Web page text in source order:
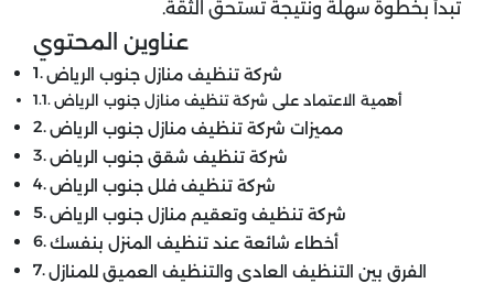
تبدأ بخطوة سهلة ونتيجة تستحق الثقة.
عناوين المحتوي
شركة تنظيف منازل جنوب الرياض
أهمية الاعتماد على شركة تنظيف منازل جنوب الرياض
مميزات شركة تنظيف منازل جنوب الرياض
شركة تنظيف شقق جنوب الرياض
شركة تنظيف فلل جنوب الرياض
شركة تنظيف وتعقيم منازل جنوب الرياض
أخطاء شائعة عند تنظيف المنزل بنفسك
الفرق بين التنظيف العادي والتنظيف العميق للمنازل